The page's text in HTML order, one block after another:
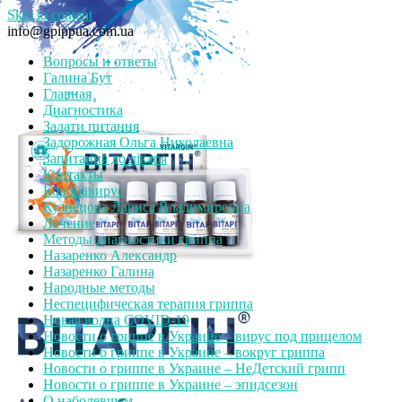
Skip to content
info@gpippua.com.ua
Вопросы и ответы
Галина Бут
Главная
Диагностика
Задати питання
Задорожная Ольга Николаевна
Запитання до лікаря
Контакты
Коронавирус
Кузнецова Лариса Владимировна
Лечение
Методы диагностики гриппа
Назаренко Александр
Назаренко Галина
Народные методы
Неспецифическая терапия гриппа
Новая волна COVID-19
Новости о гриппе в Украине – вирус под прицелом
Новости о гриппе в Украине – вокруг гриппа
Новости о гриппе в Украине – НеДетский грипп
Новости о гриппе в Украине – эпидсезон